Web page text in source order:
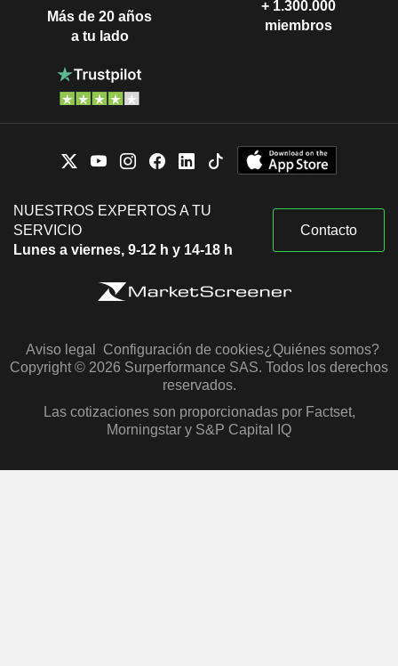
Más de 20 años
a tu lado
+ 1.300.000
miembros
NUESTROS EXPERTOS A TU
SERVICIO
Lunes a viernes, 9-12 h y 14-18 h
Contacto
Aviso legal Configuración de cookies¿Quiénes somos?
Copyright © 2026 Surperformance SAS. Todos los derechos
reservados.
Las cotizaciones son proporcionadas por Factset,
Morningstar y S&P Capital IQ